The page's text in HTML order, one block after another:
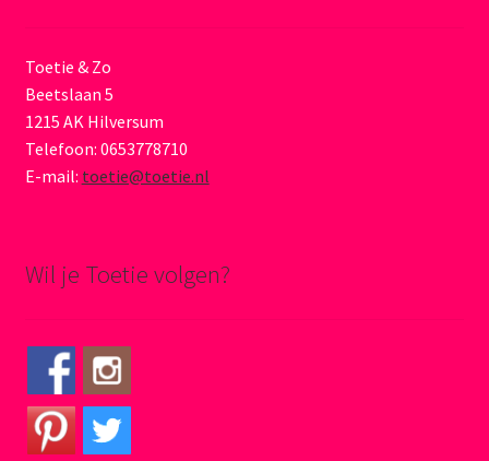
Toetie & Zo
Beetslaan 5
1215 AK Hilversum
Telefoon: 0653778710
E-mail: toetie@toetie.nl
Wil je Toetie volgen?